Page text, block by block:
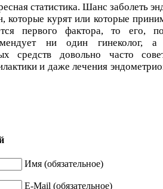
статистика. Шанс заболеть
которые курят или которые
первого фактора, то его,
ни один гинеколог,
средств довольно часто
и даже лечения
Имя (обязательное)
E-Mail (обязательное)